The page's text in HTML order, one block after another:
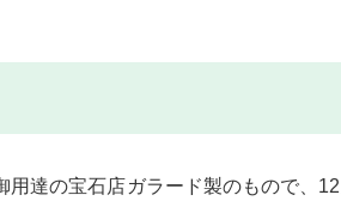
達の宝石店ガラード製のもので、